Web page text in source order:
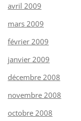
avril 2009
mars 2009
février 2009
janvier 2009
décembre 2008
novembre 2008
octobre 2008